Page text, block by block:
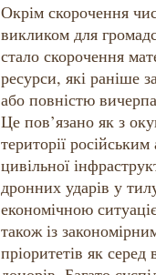
Окрім скорочення
викликом для
стало скорочення
ресурси, які раніше
або повністю
Це пов’язано як з
території
цивільної
дронних ударів у
економічною
також із
пріоритетів як